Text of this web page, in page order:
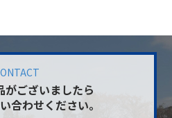
がございましたら
合わせください。